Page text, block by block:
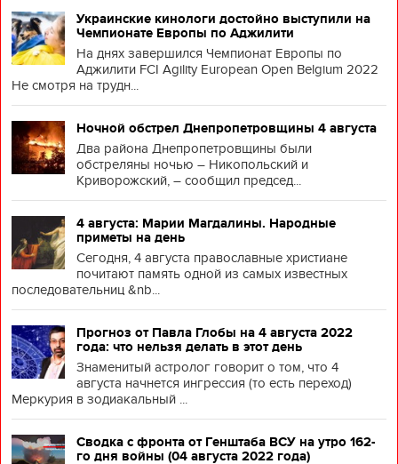
Украинские кинологи достойно выступили на
Чемпионате Европы по Аджилити
На днях завершился Чемпионат Европы по
Аджилити FCI Agility European Open Belgium 2022
Не смотря на трудн...
Ночной обстрел Днепропетровщины 4 августа
Два района Днепропетровщины были
обстреляны ночью – Никопольский и
Криворожский, – сообщил председ...
4 августа: Марии Магдалины. Народные
приметы на день
Сегодня, 4 августа православные христиане
почитают память одной из самых известных
последовательниц &nb...
Прогноз от Павла Глобы на 4 августа 2022
года: что нельзя делать в этот день
Знаменитый астролог говорит о том, что 4
августа начнется ингрессия (то есть переход)
Меркурия в зодиакальный ...
Сводка с фронта от Генштаба ВСУ на утро 162-
го дня войны (04 августа 2022 года)